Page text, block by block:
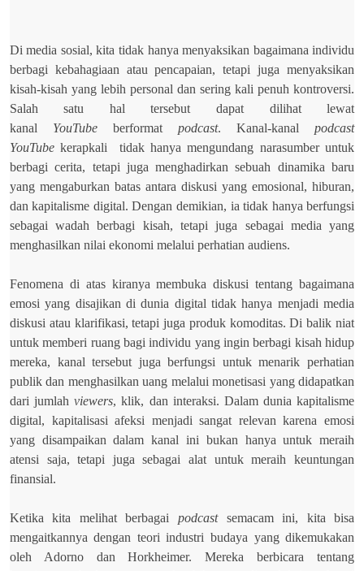
Di media sosial, kita tidak hanya menyaksikan bagaimana individu
berbagi kebahagiaan atau pencapaian, tetapi juga menyaksikan
kisah-kisah yang lebih personal dan sering kali penuh kontroversi.
Salah satu hal tersebut dapat dilihat lewat
kanal YouTubeberformat podcast. Kanal-kanalpodcast
YouTubekerapkali
tidak hanya mengundang narasumber untuk
berbagi cerita, tetapi juga menghadirkan sebuah dinamika baru
yang mengaburkan batas antara diskusi yang emosional, hiburan,
dan kapitalisme digital. Dengan demikian, ia tidak hanya berfungsi
sebagai wadah berbagi kisah, tetapi juga sebagai media yang
menghasilkan nilai ekonomi melalui perhatian audiens.
Fenomena di atas kiranya membuka diskusi tentang bagaimana
emosi yang disajikan di dunia digital tidak hanya menjadi media
diskusi atau klarifikasi, tetapi juga produk komoditas. Di balik niat
untuk memberi ruang bagi individu yang ingin berbagi kisah hidup
mereka, kanal tersebut juga berfungsi untuk menarik perhatian
publik dan menghasilkan uang melalui monetisasi yang didapatkan
dari jumlahviewers, klik, dan interaksi. Dalam dunia kapitalisme
digital, kapitalisasi afeksi menjadi sangat relevan karena emosi
yang disampaikan dalam kanal ini bukan hanya untuk meraih
atensi saja, tetapi juga sebagai alat untuk meraih keuntungan
finansial.
Ketika kita melihat berbagai podcastsemacam ini, kita bisa
mengaitkannya dengan teori industri budaya yang dikemukakan
oleh Adorno dan Horkheimer. Mereka berbicara tentang